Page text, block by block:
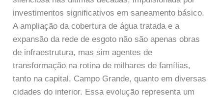
investimentos significativos em saneamento básico.
A ampliação da cobertura de água tratada e a
expansão da rede de esgoto não são apenas obras
de infraestrutura, mas sim agentes de
transformação na rotina de milhares de famílias,
tanto na capital, Campo Grande, quanto em diversas
cidades do interior. Essa evolução representa um